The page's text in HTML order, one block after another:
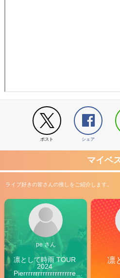
ポスト シェア
マイベ
ライブ好きの皆さんの推しをご紹介します。
pe さん
凛として時雨 TOUR
2024
Pierrrrrrrrrrrrrrrrrrrre
凛